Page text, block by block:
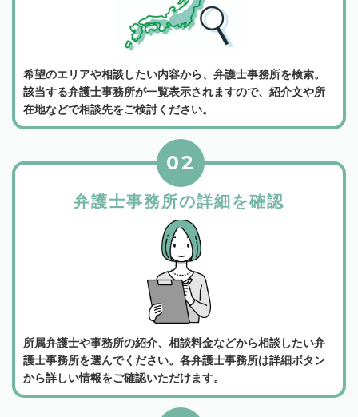
希望のエリアや相談したい内容から、弁護士事務所を検索。
該当する弁護士事務所が一覧表示されますので、紹介文や所
在地などで相談先をご検討ください。
弁護士事務所の詳細を確認
02
所属弁護士や事務所の紹介、相談料金などから相談したい弁
護士事務所を選んでください。各弁護士事務所は詳細ボタン
から詳しい情報をご確認いただけます。